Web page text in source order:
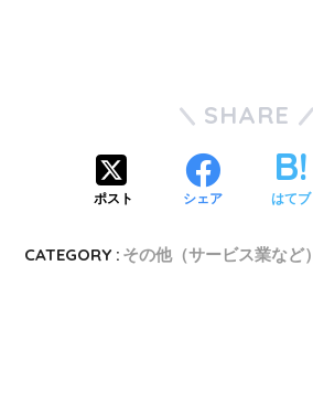
SHARE
ポスト シェア はてブ
CATEGORY : その他（サービス業など）